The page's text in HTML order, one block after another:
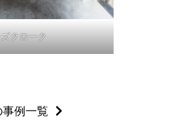
クローク
事例一覧